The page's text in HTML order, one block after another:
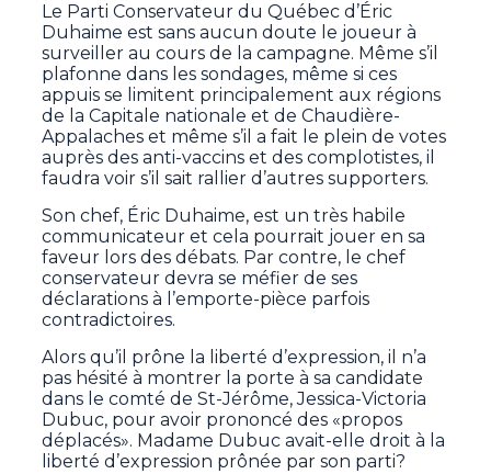
Le Parti Conservateur du Québec d’Éric
Duhaime est sans aucun doute le joueur à
surveiller au cours de la campagne. Même s’il
plafonne dans les sondages, même si ces
appuis se limitent principalement aux régions
de la Capitale nationale et de Chaudière-
Appalaches et même s’il a fait le plein de votes
auprès des anti-vaccins et des complotistes, il
faudra voir s’il sait rallier d’autres supporters.
Son chef, Éric Duhaime, est un très habile
communicateur et cela pourrait jouer en sa
faveur lors des débats. Par contre, le chef
conservateur devra se méfier de ses
déclarations à l’emporte-pièce parfois
contradictoires.
Alors qu’il prône la liberté d’expression, il n’a
pas hésité à montrer la porte à sa candidate
dans le comté de St-Jérôme, Jessica-Victoria
Dubuc, pour avoir prononcé des «propos
déplacés». Madame Dubuc avait-elle droit à la
liberté d’expression prônée par son parti?